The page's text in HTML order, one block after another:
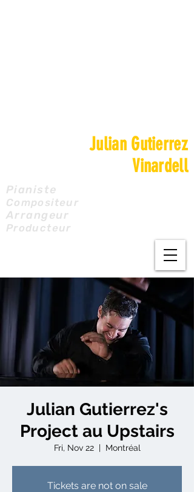
Julian Gutierrez
Vinardell
Pianiste
Compositeur
Arrangeur
Producteur
Julian Gutierrez's
Project au Upstairs
Fri, Nov 22
  |
Montréal
Tickets are not on sale